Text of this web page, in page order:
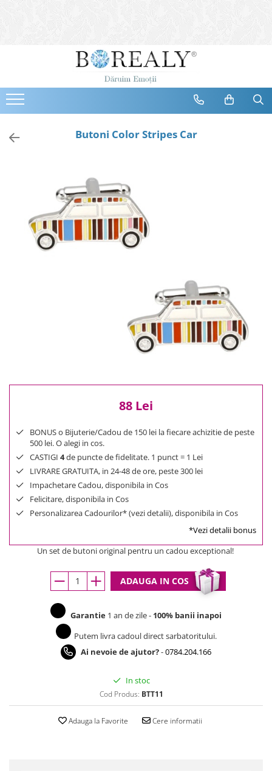
Bijuterii
Cercei
Bratari
Coliere
Destinatari
Bijuterii Femei
Bijuterii Copii
Bijuterii Mirese
500 Lei - 1000 Lei
1000 Lei +
Butoni Color Stripes Car
88 Lei
BONUS o Bijuterie/Cadou de 150 lei la fiecare achizitie de peste
500 lei. O alegi in cos.
CASTIGI 4de puncte de fidelitate. 1 punct = 1 Lei
LIVRARE GRATUITA, in 24-48 de ore, peste 300 lei
Impachetare Cadou, disponibila in Cos
Felicitare, disponibila in Cos
Personalizarea Cadourilor* (vezi detalii), disponibila in Cos
*Vezi detalii bonus
Un set de butoni original pentru un cadou exceptional!
ADAUGA IN COS
Garantie 1 an de zile - 100% banii inapoi
Putem livra cadoul direct sarbatoritului.
Ai nevoie de ajutor?-0784.204.166
In stoc
Cod Produs: BTT11
Adauga la Favorite Cere informatii